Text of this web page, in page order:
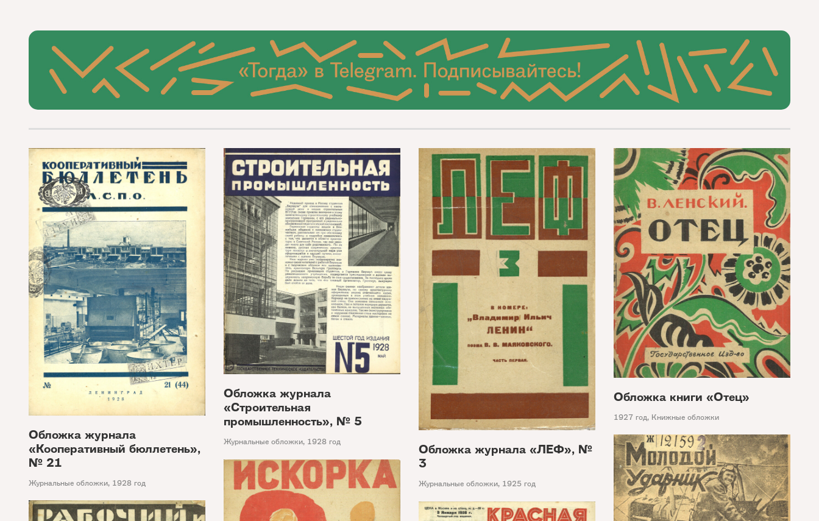
Обложка журнала
«Кооперативный бюллетень»,
№ 21
Журнальные обложки, 1928 год
Обложка журнала
«Строительная
промышленность», № 5
Журнальные обложки, 1928 год
Обложка журнала «ЛЕФ», №
3
Журнальные обложки, 1925 год
Обложка книги «Отец»
1927 год, Книжные обложки